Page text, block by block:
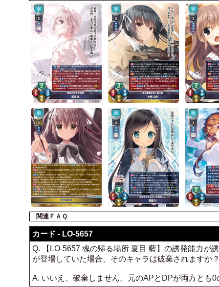
関連ＦＡＱ
カード - LO-5657
Q. 【LO-5657 魂の帰る場所 夏目 藍】の誘発能力が
が登場していた場合、そのキャラは破棄されますか
A. いいえ、破棄しません。元のAPとDPが両方とも